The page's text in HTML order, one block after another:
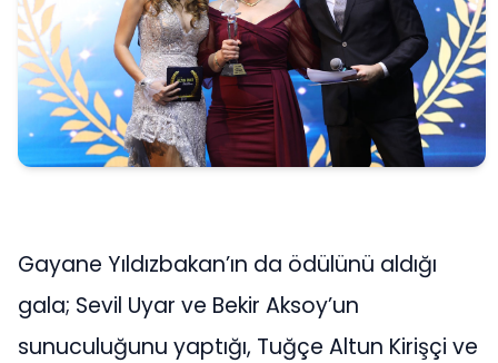
Gayane Yıldızbakan’ın da ödülünü aldığı
gala; Sevil Uyar ve Bekir Aksoy’un
sunuculuğunu yaptığı, Tuğçe Altun Kirişçi ve